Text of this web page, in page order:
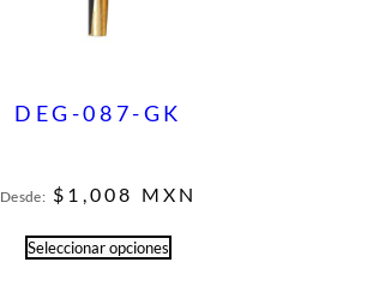
DEG-087-GK
Desde: $ 1,008 MXN
Seleccionar opciones